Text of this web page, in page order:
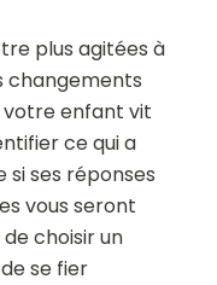
plus agitées à
changements
votre enfant vit
ce qui a
si ses réponses
vous seront
choisir un
se fier